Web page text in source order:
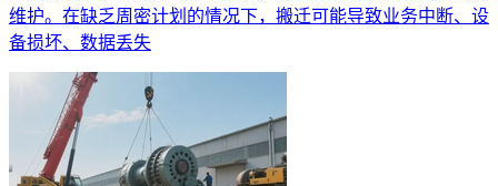
维护。在缺乏周密计划的情况下，搬迁可能导致业务中断、设
备损坏、数据丢失